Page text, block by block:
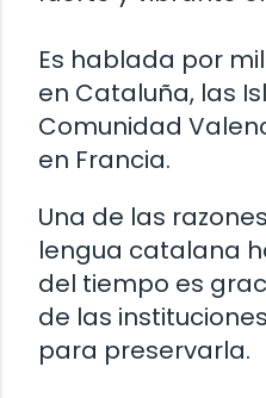
Es hablada por
en Cataluña, las
Comunidad
en Francia.
Una de las
lengua catalana
del tiempo es
de las
para preservarla.